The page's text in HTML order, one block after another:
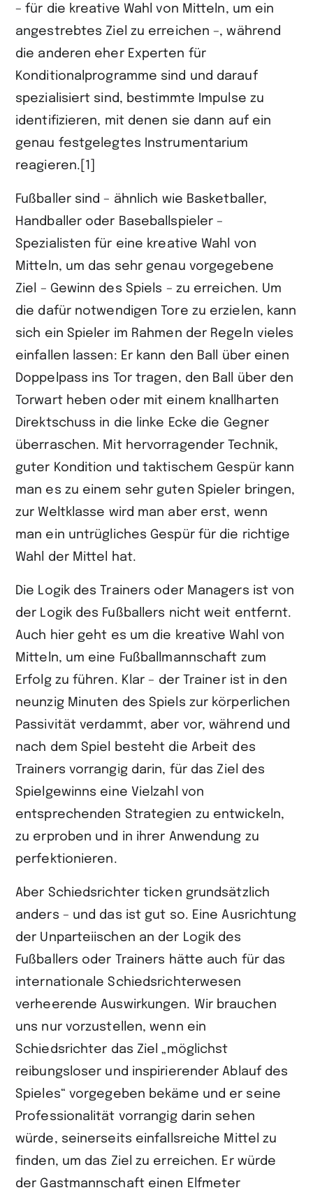
– für die kreative Wahl von Mitteln, um ein
angestrebtes Ziel zu erreichen –, während
die anderen eher Experten für
Konditionalprogramme sind und darauf
spezialisiert sind, bestimmte Impulse zu
identifizieren, mit denen sie dann auf ein
genau festgelegtes Instrumentarium
reagieren.[1]
Fußballer sind – ähnlich wie Basketballer,
Handballer oder Baseballspieler –
Spezialisten für eine kreative Wahl von
Mitteln, um das sehr genau vorgegebene
Ziel – Gewinn des Spiels – zu erreichen. Um
die dafür notwendigen Tore zu erzielen, kann
sich ein Spieler im Rahmen der Regeln vieles
einfallen lassen: Er kann den Ball über einen
Doppelpass ins Tor tragen, den Ball über den
Torwart heben oder mit einem knallharten
Direktschuss in die linke Ecke die Gegner
überraschen. Mit hervorragender Technik,
guter Kondition und taktischem Gespür kann
man es zu einem sehr guten Spieler bringen,
zur Weltklasse wird man aber erst, wenn
man ein untrügliches Gespür für die richtige
Wahl der Mittel hat.
Die Logik des Trainers oder Managers ist von
der Logik des Fußballers nicht weit entfernt.
Auch hier geht es um die kreative Wahl von
Mitteln, um eine Fußballmannschaft zum
Erfolg zu führen. Klar – der Trainer ist in den
neunzig Minuten des Spiels zur körperlichen
Passivität verdammt, aber vor, während und
nach dem Spiel besteht die Arbeit des
Trainers vorrangig darin, für das Ziel des
Spielgewinns eine Vielzahl von
entsprechenden Strategien zu entwickeln,
zu erproben und in ihrer Anwendung zu
perfektionieren.
Aber Schiedsrichter ticken grundsätzlich
anders – und das ist gut so. Eine Ausrichtung
der Unparteiischen an der Logik des
Fußballers oder Trainers hätte auch für das
internationale Schiedsrichterwesen
verheerende Auswirkungen. Wir brauchen
uns nur vorzustellen, wenn ein
Schiedsrichter das Ziel „möglichst
reibungsloser und inspirierender Ablauf des
Spieles“ vorgegeben bekäme und er seine
Professionalität vorrangig darin sehen
würde, seinerseits einfallsreiche Mittel zu
finden, um das Ziel zu erreichen. Er würde
der Gastmannschaft einen Elfmeter